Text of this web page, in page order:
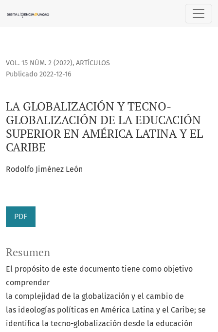
LA GLOBALIZACIÓN Y TECNO-GLOBALIZACIÓN DE LA
VOL. 15 NÚM. 2 (2022), ARTÍCULOS
LA GLOBALIZACIÓN Y TECNO-
GLOBALIZACIÓN DE LA EDUCACIÓN
SUPERIOR EN AMÉRICA LATINA Y EL
CARIBE
Publicado 2022-12-16
Rodolfo Jiménez León
PDF
Resumen
El propósito de este documento tiene como objetivo
comprender
la complejidad de la globalización y el cambio de
las ideologías políticas en América Latina y el Caribe; se
identifica la tecno-globalización desde la educación